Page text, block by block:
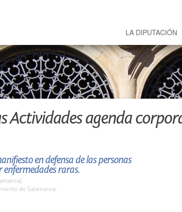
LA DIPUTACIÓN
Actividades agenda
en defensa de las personas
enfermedades raras.
de Salamanca.